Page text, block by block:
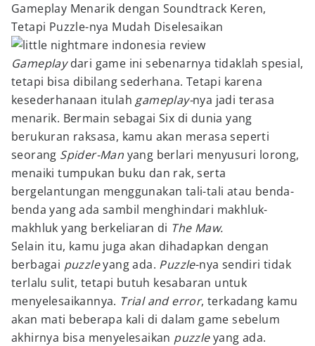
Gameplay Menarik dengan Soundtrack Keren,
Tetapi Puzzle-nya Mudah Diselesaikan
Gameplaydari game ini sebenarnya tidaklah spesial,
tetapi bisa dibilang sederhana. Tetapi karena
kesederhanaan itulah gameplay-nya jadi terasa
menarik. Bermain sebagai Six di dunia yang
berukuran raksasa, kamu akan merasa seperti
seorang Spider-Man yang berlari menyusuri lorong,
menaiki tumpukan buku dan rak, serta
bergelantungan menggunakan tali-tali atau benda-
benda yang ada sambil menghindari makhluk-
makhluk yang berkeliaran di The Maw.
Selain itu, kamu juga akan dihadapkan dengan
berbagai puzzleyang ada. Puzzle-nya sendiri tidak
terlalu sulit, tetapi butuh kesabaran untuk
menyelesaikannya. Trialand error, terkadang kamu
akan mati beberapa kali di dalam game sebelum
akhirnya bisa menyelesaikan puzzleyang ada.